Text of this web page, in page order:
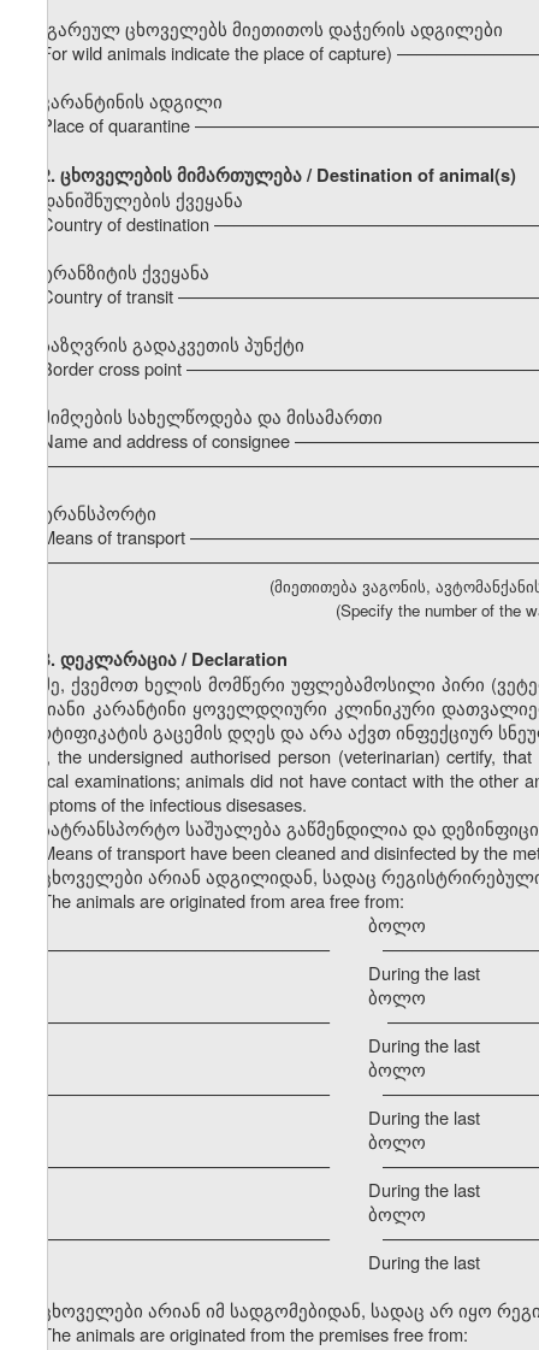
(გარეულ ცხოველებს მიეთითოს დაჭერის ადგილები
For wild animals indicate the place of capture)
კარანტინის ადგილი
Place of quarantine
2. ცხოველების მიმართულება / Destination of animal(s)
დანიშნულების ქვეყანა
Country of destination
ტრანზიტის ქვეყანა
Country of transit
საზღვრის გადაკვეთის პუნქტი
Border cross point
მიმღების სახელწოდება და მისამართი
Name and address of consignee
ტრანსპორტი
Means of transport
(მიეთითება ვაგონის,
(Specify the number of the
3. დეკლარაცია / Declaration
მე, ქვემოთ ხელის მომწერი უფლებამოსილი პირი
დღიანი კარანტინი ყოველდღიური კლინიკური
სერტიფიკატის გაცემის დღეს და არა აქვთ ინფექციურ
I, the undersigned authorised person (veterinarian) certify,
clinical examinations; animals did not have contact with the
symptoms of the infectious disesases.
სატრანსპორტო საშუალება გაწმენდილია და
Means of transport have been cleaned and disinfected by the
ცხოველები არიან ადგილიდან, სადაც
The animals are originated from area free from:
ბოლო
––––––––––––––––––––––––––––––
During the last
ბოლო
––––––––––––––––––––––––––––––
During the last
ბოლო
––––––––––––––––––––––––––––––
During the last
ბოლო
––––––––––––––––––––––––––––––
During the last
ბოლო
––––––––––––––––––––––––––––––
During the last
ცხოველები არიან იმ სადგომებიდან, სადაც არ იყო
The animals are originated from the premises free from: